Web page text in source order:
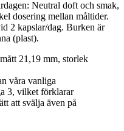
Neutral doft och smak,
dosering mellan måltider.
2 kapslar/dag. Burken är
(plast).
våra vanliga
3, vilket förklarar
att svälja även på